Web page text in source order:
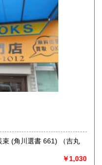
徳島県
愛媛県
福岡県
長崎県
くCD、DVD、レコード、
ゆるものの買い取りがで
、無料です。
)川選書 661) （吉丸
￥1,030